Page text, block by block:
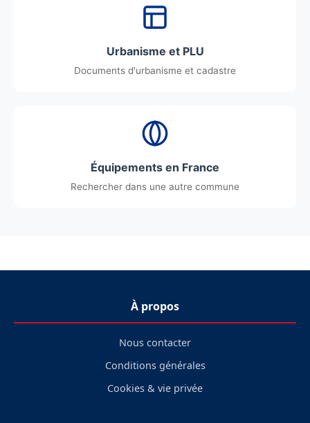
Urbanisme et PLU
Documents d'urbanisme et cadastre
Équipements en France
Rechercher dans une autre commune
À propos
Nous contacter
Conditions générales
Cookies & vie privée